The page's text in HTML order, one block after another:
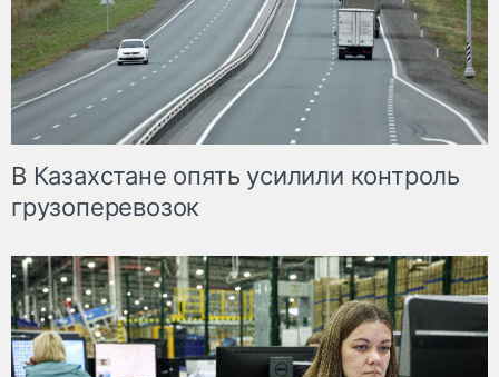
В Казахстане опять усилили контроль
грузоперевозок